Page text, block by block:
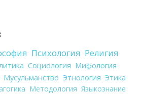
Психология Религия
Социология Мифология
Мусульманство Этнология Этика
Методология Языкознание